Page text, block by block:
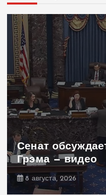
Сенат
Грэма — видео
8 августа, 2026